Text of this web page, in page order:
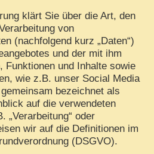
klärt Sie über die Art, den
von
(nachfolgend kurz „Daten“)
und der mit ihm
Funktionen und Inhalte sowie
wie z.B. unser Social Media
bezeichnet als
auf die verwendeten
„Verarbeitung“ oder
wir auf die Definitionen im
(DSGVO).